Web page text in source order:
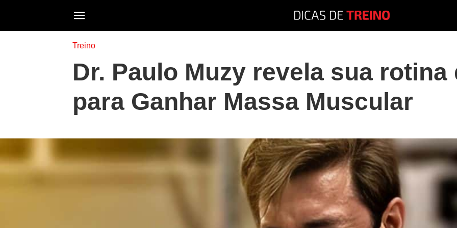
Treino
Dr. Paulo Muzy revela sua rotina
para Ganhar Massa Muscular